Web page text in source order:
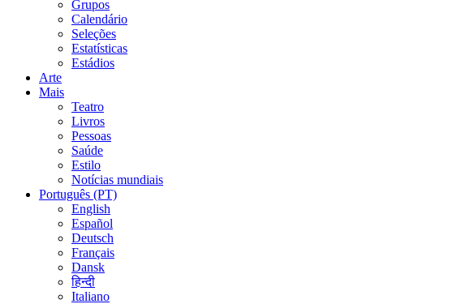
Grupos
Calendário
Seleções
Estatísticas
Estádios
Arte
Mais
Teatro
Livros
Pessoas
Saúde
Estilo
Notícias mundiais
Português (PT)
English
Español
Deutsch
Français
Dansk
हिन्दी
Italiano